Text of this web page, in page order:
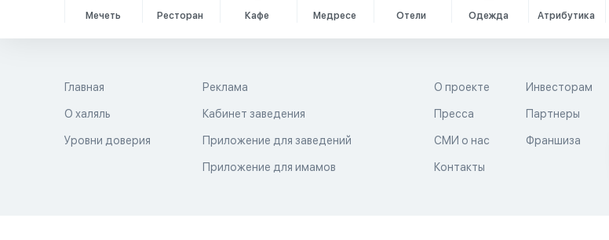
Мечеть Ресторан Кафе Медресе Отели Одежда Атрибутика
Главная
О халяль
Уровни доверия
Реклама
Кабинет заведения
Приложение для заведений
Приложение для имамов
О проекте
Пресса
СМИ о нас
Контакты
Инвесторам
Партнеры
Франшиза